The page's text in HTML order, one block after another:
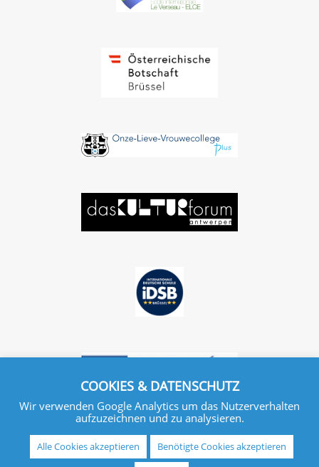
COOKIES & DATENSCHUTZ
Wir verwenden Google Analytics um das Nutzerverhalten
aufzuzeichnen und zu analysieren.
Alle Cookies akzeptieren Benötigte Cookies akzeptieren